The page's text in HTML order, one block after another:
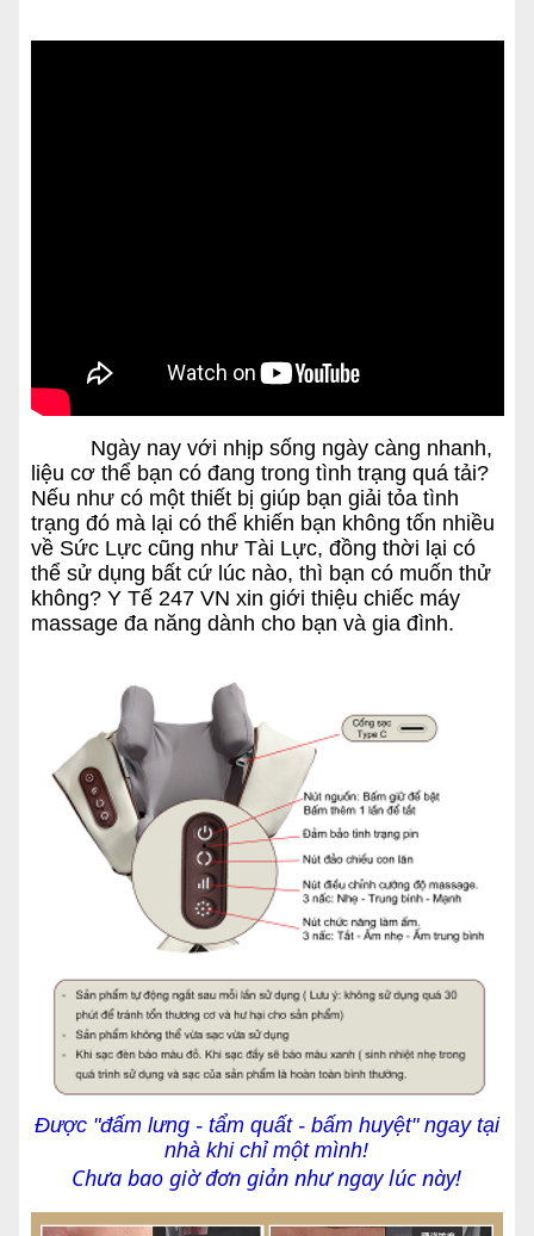
Ngày nay với nhịp sống ngày càng nhanh,
liệu cơ thể bạn có đang trong tình trạng quá tải?
Nếu như có một thiết bị giúp bạn giải tỏa tình
trạng đó mà lại có thể khiến bạn không tốn nhiều
về Sức Lực cũng như Tài Lực, đồng thời lại có
thể sử dụng bất cứ lúc nào, thì bạn có muốn thử
không? Y Tế 247 VN xin giới thiệu chiếc máy
massage đa năng dành cho bạn và gia đình.
Được "đấm lưng - tẩm quất - bấm huyệt" ngay tại
nhà khi chỉ một mình!
Chưa bao giờ đơn giản như ngay lúc này!